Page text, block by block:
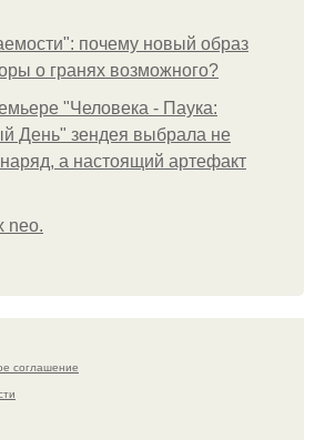
почему новый образ
о гранях возможного?
"Человека - Паука:
День" зендея выбрала не
а настоящий артефакт
neo.
соглашение